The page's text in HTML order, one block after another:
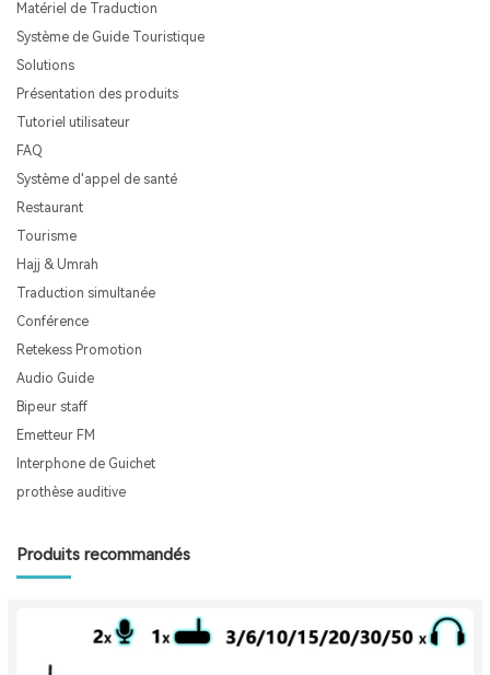
Matériel de Traduction
Système de Guide Touristique
Solutions
Présentation des produits
Tutoriel utilisateur
FAQ
Système d'appel de santé
Restaurant
Tourisme
Hajj & Umrah
Traduction simultanée
Conférence
Retekess Promotion
Audio Guide
Bipeur staff
Emetteur FM
Interphone de Guichet
prothèse auditive
Produits recommandés